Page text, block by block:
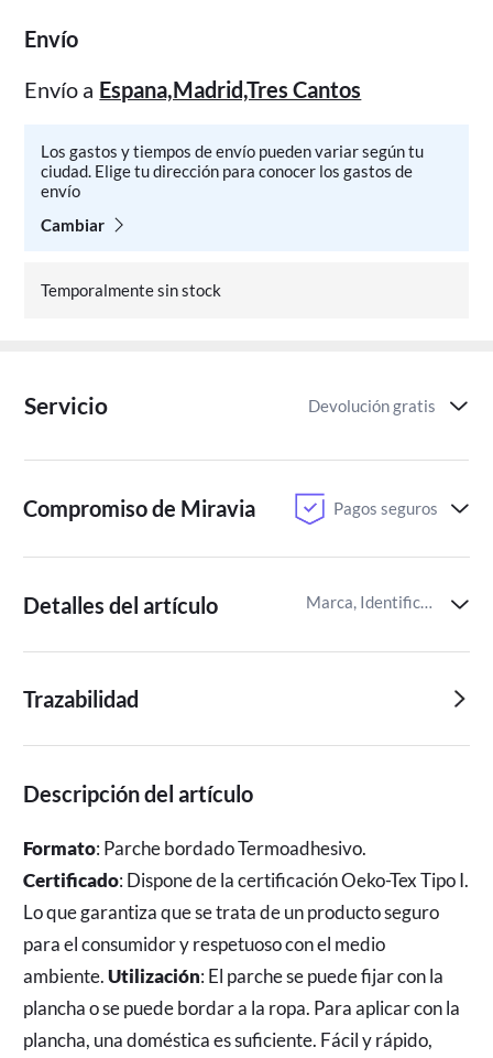
Envío
Envío a Espana,Madrid,Tres Cantos
Los gastos y tiempos de envío pueden variar según tu
ciudad. Elige tu dirección para conocer los gastos de
envío
Cambiar
Temporalmente sin stock
Servicio Devolución gratis
Compromiso de Miravia Pagos seguros
Detalles del artículo Marca, Identificador del artículo de Miravia
Trazabilidad
Descripción del artículo
Formato: Parche bordado Termoadhesivo.
Certificado: Dispone de la certificación Oeko-Tex Tipo I.
Lo que garantiza que se trata de un producto seguro
para el consumidor y respetuoso con el medio
ambiente.Utilización: El parche se puede fijar con la
plancha o se puede bordar a la ropa. Para aplicar con la
plancha, una doméstica es suficiente. Fácil y rápido,